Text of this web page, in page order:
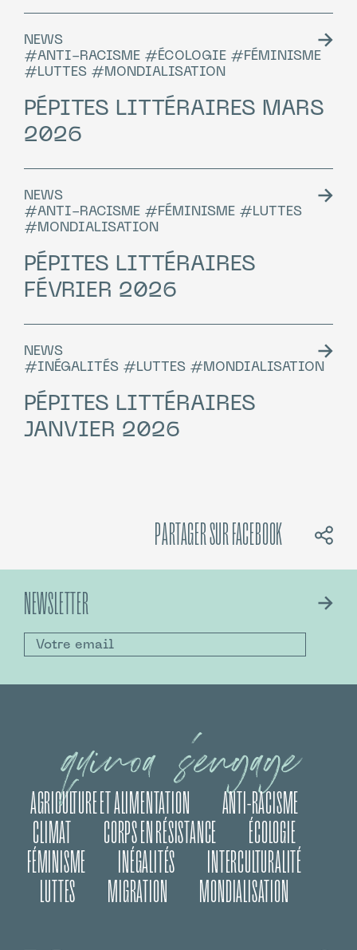
NEWS
#ANTI-RACISME #ÉCOLOGIE #FÉMINISME
#LUTTES #MONDIALISATION
PÉPITES LITTÉRAIRES MARS
2026
NEWS
#ANTI-RACISME #FÉMINISME #LUTTES
#MONDIALISATION
PÉPITES LITTÉRAIRES
FÉVRIER 2026
NEWS
#INÉGALITÉS #LUTTES #MONDIALISATION
PÉPITES LITTÉRAIRES
JANVIER 2026
PARTAGER SUR FACEBOOK
NEWSLETTER
quinoa s’engage
AGRICULTURE ET ALIMENTATION
ANTI-RACISME
CLIMAT
CORPS EN RÉSISTANCE
ÉCOLOGIE
FÉMINISME
INÉGALITÉS
INTERCULTURALITÉ
LUTTES
MIGRATION MONDIALISATION